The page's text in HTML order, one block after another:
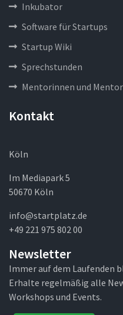
Inkubator
Software für Startups
Startup Wiki
Sprechstunden
Mentorinnen und
Kontakt
Köln
Im Mediapark 5
50670 Köln
info@startplatz.de
+49 221 975 802 00
Newsletter
Immer auf dem Laufenden
Erhalte regelmäßig alle
Workshops und Events.